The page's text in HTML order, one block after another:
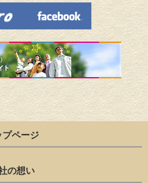
プページ
の想い